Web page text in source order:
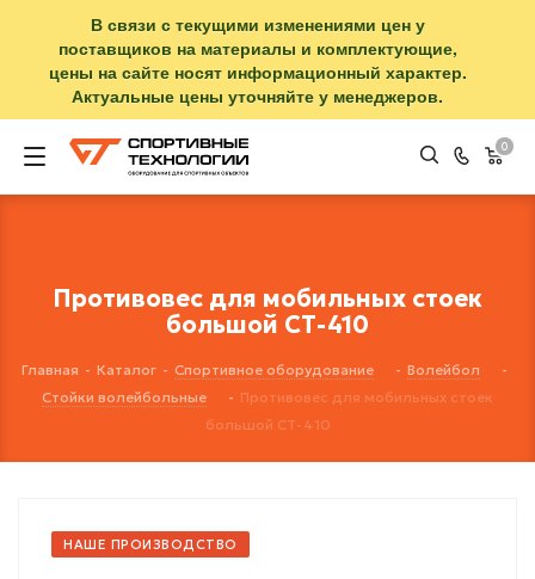
В связи с текущими изменениями цен у
поставщиков на материалы и комплектующие,
цены на сайте носят информационный характер.
Актуальные цены уточняйте у менеджеров.
0
Противовес для мобильных стоек
большой СТ-410
Главная - Каталог - Спортивное оборудование - Волейбол
-
Стойки волейбольные
- Противовес для мобильных стоек
большой СТ-410
НАШЕ ПРОИЗВОДСТВО